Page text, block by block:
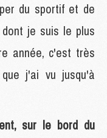
du sportif et de
je suis le plus
année, c'est très
j'ai vu jusqu'à
sur le bord du